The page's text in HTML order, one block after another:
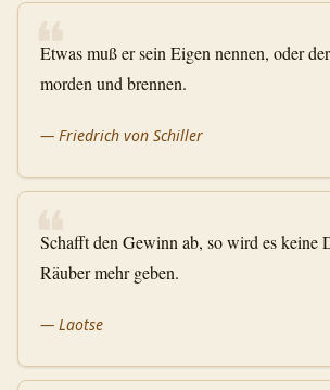
❝
Etwas muß er sein Eigen nennen, oder
morden und brennen.
— Friedrich von Schiller
❝
Schafft den Gewinn ab, so wird es keine
Räuber mehr geben.
— Laotse